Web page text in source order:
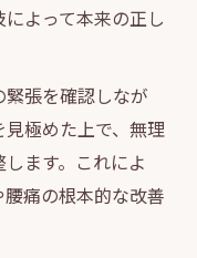
よって本来の正し
張を確認しなが
極めた上で、無理
ます。これによ
痛の根本的な改善